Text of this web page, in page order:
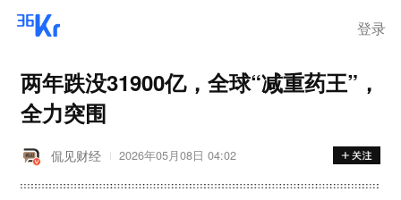
登录
两年跌没31900亿，全球“减重药王”，
全力突围
侃见财经 2026年05月08日 04:02